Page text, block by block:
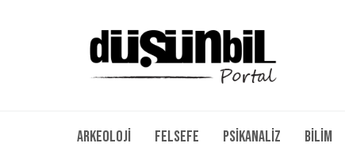
Arkeoloji Felsefe Psikanaliz Bilim